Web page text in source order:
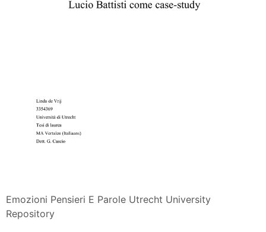
Emozioni Pensieri E Parole Utrecht University
Repository